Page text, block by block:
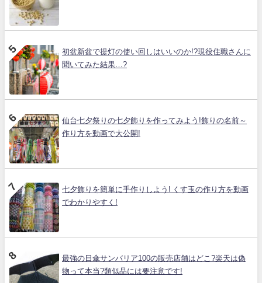
初盆新盆で提灯の使い回しはいいのか!?現役住職さんに
聞いてみた結果…?
仙台七夕祭りの七夕飾りを作ってみよう!飾りの名前～
作り方を動画で大公開!
七夕飾りを簡単に手作りしよう! くす玉の作り方を動画
でわかりやすく!
最強の日傘サンバリア100の販売店舗はどこ?楽天は偽
物って本当?類似品には要注意です!